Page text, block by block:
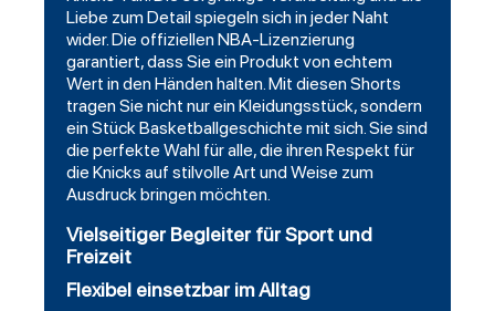
Liebe zum Detail spiegeln sich in jeder Naht
wider. Die offiziellen NBA-Lizenzierung
garantiert, dass Sie ein Produkt von echtem
Wert in den Händen halten. Mit diesen Shorts
tragen Sie nicht nur ein Kleidungsstück, sondern
ein Stück Basketballgeschichte mit sich. Sie sind
die perfekte Wahl für alle, die ihren Respekt für
die Knicks auf stilvolle Art und Weise zum
Ausdruck bringen möchten.
Vielseitiger Begleiter für Sport und
Freizeit
Flexibel einsetzbar im Alltag